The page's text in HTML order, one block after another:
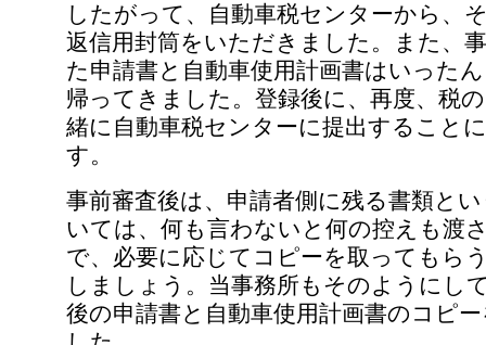
したがって、自動車税センターから、
返信用封筒をいただきました。また、
た申請書と自動車使用計画書はいった
帰ってきました。登録後に、再度、税
緒に自動車税センターに提出すること
す。
事前審査後は、申請者側に残る書類と
いては、何も言わないと何の控えも渡
で、必要に応じてコピーを取ってもら
しましょう。当事務所もそのようにし
後の申請書と自動車使用計画書のコピ